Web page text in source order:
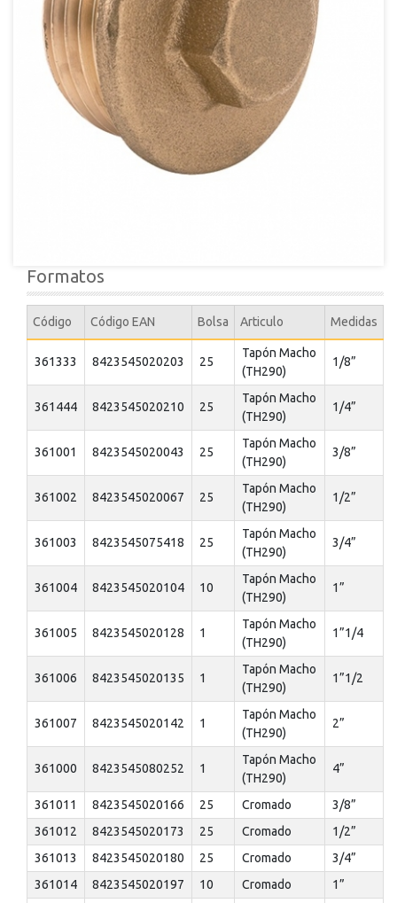
Formatos
Código Código EAN Bolsa Articulo Medidas
361333 8423545020203 25
Tapón Macho
(TH290)
1/8”
361444 8423545020210 25
Tapón Macho
(TH290)
1/4”
361001 8423545020043 25
Tapón Macho
(TH290)
3/8”
361002 8423545020067 25
Tapón Macho
(TH290)
1/2”
361003 8423545075418 25
Tapón Macho
(TH290)
3/4”
361004 8423545020104 10
Tapón Macho
(TH290)
1”
361005 8423545020128 1
Tapón Macho
(TH290)
1”1/4
361006 8423545020135 1
Tapón Macho
(TH290)
1”1/2
361007 8423545020142 1
Tapón Macho
(TH290)
2”
361000 8423545080252 1
Tapón Macho
(TH290)
4”
361011 8423545020166 25 Cromado
3/8”
361012
8423545020173 25 Cromado
1/2”
361013
8423545020180 25 Cromado
3/4”
361014
8423545020197 10 Cromado
1”